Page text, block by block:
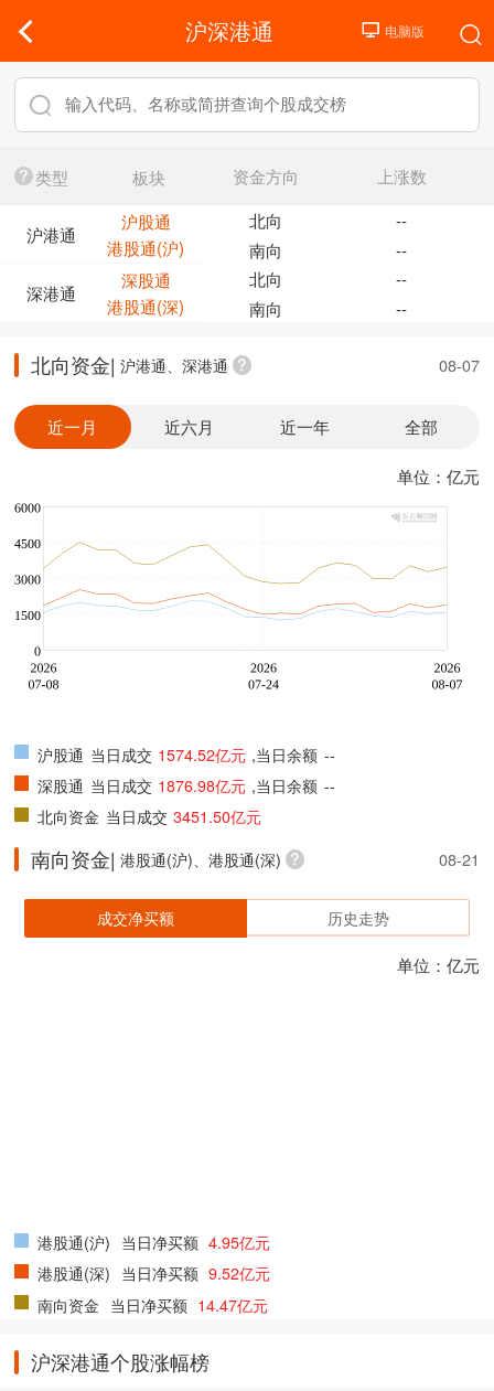
沪深港通
类型 板块
沪港通
沪股通
港股通(沪)
深港通
深股通
港股通(深)
资金方向
上涨数
北向
--
南向
--
北向
--
南向
--
北向资金| 沪港通、深港通 08-07
近一月 近六月 近一年 全部
单位：亿元
沪股通 当日成交 1574.52亿元 ,当日余额 --
深股通 当日成交 1876.98亿元 ,当日余额 --
北向资金 当日成交 3451.50亿元
南向资金| 港股通(沪)、港股通(深) 08-21
成交净买额 历史走势
单位：亿元
港股通(沪) 当日净买额 4.95亿元
港股通(深) 当日净买额 9.52亿元
南向资金 当日净买额 14.47亿元
沪深港通个股涨幅榜